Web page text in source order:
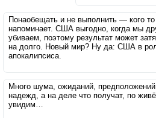
Понаобещать и не выполнить — кого
напоминает. США выгодно, когда мы
убиваем, поэтому результат может
на долго. Новый мир? Ну да: США в
апокалипсиса.
Много шума, ожиданий,
надежд, а на деле что получат, по
увидим…